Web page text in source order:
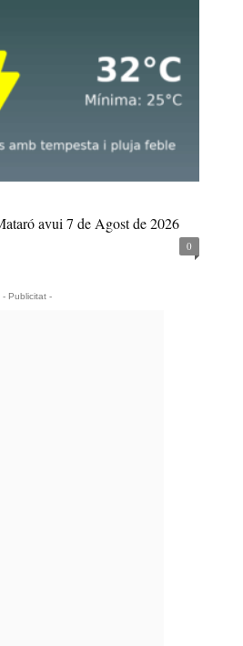
avui 7 de Agost de 2026
0
- Publicitat -